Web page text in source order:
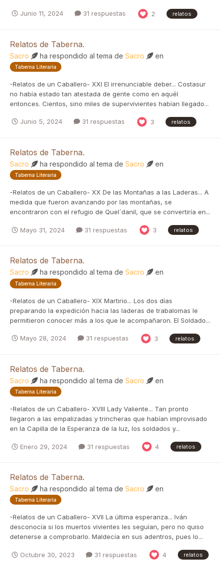
Junio 11, 2024 31 respuestas 2 relatos
Relatos de Taberna.
Sacro ha respondido al tema de Sacro en
Taberna Literaria
-Relatos de un Caballero- XXI El irrenunciable deber... Costasur
no había estado tan atestada de gente como en aquél
entonces. Cientos, sino miles de supervivientes habían llegado...
Junio 5, 2024 31 respuestas 3 relatos
Relatos de Taberna.
Sacro ha respondido al tema de Sacro en
Taberna Literaria
-Relatos de un Caballero- XX De las Montañas a las Laderas... A
medida que fueron avanzando por las montañas, se
encontraron con el refugio de Quel´danil, que se convertiría en...
Mayo 31, 2024 31 respuestas 3 relatos
Relatos de Taberna.
Sacro ha respondido al tema de Sacro en
Taberna Literaria
-Relatos de un Caballero- XIX Martirio... Los dos días
preparando la expedición hacia las laderas de trabalomas le
permitieron conocer más a los que le acompañaron. El Soldado...
Mayo 28, 2024 31 respuestas 3 relatos
Relatos de Taberna.
Sacro ha respondido al tema de Sacro en
Taberna Literaria
-Relatos de un Caballero- XVIII Lady Valiente... Tan pronto
llegaron a las empalizadas y trincheras que habían improvisado
en la Capilla de la Esperanza de la luz, los soldados y...
Enero 29, 2024 31 respuestas 4 relatos
Relatos de Taberna.
Sacro ha respondido al tema de Sacro en
Taberna Literaria
-Relatos de un Caballero- XVII La última esperanza... Iván
desconocía si los muertos vivientes les seguían, pero no quiso
detenerse a comprobarlo. Maldecía en sus adentros, pues lo...
Octubre 30, 2023 31 respuestas 4 relatos